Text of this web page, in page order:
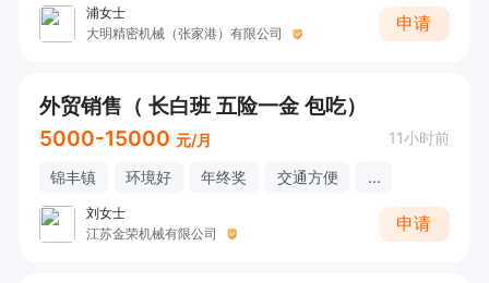
浦女士
大明精密机械（张家港）有限公司
申请
外贸销售（ 长白班 五险一金 包吃）
5000-15000 元/月 11小时前
锦丰镇 环境好 年终奖 交通方便 ...
刘女士
江苏金荣机械有限公司
申请